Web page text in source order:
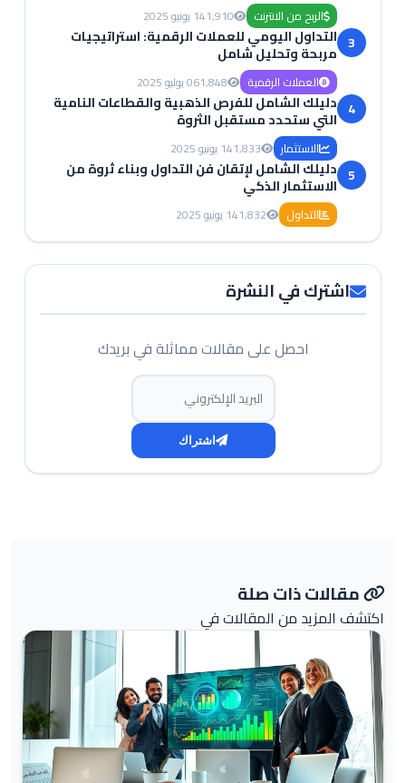
الربح من الانترنت 1,91014 يونيو 2025
3 التداول اليومي للعملات الرقمية: استراتيجيات
مربحة وتحليل شامل
العملات الرقمية 1,84806 يوليو 2025
4 دليلك الشامل للفرص الذهبية والقطاعات النامية
التي ستحدد مستقبل الثروة
الاستثمار 1,83314 يونيو 2025
5 دليلك الشامل لإتقان فن التداول وبناء ثروة من
الاستثمار الذكي
التداول 1,83214 يونيو 2025
اشترك في النشرة
احصل على مقالات مماثلة في بريدك
البريد الإلكتروني
اشتراك
مقالات ذات صلة
اكتشف المزيد من المقالات في